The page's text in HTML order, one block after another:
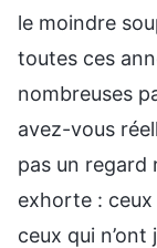
le moindre
toutes ces
nombreuses
avez-vous
pas un
exhorte : ceux
ceux qui